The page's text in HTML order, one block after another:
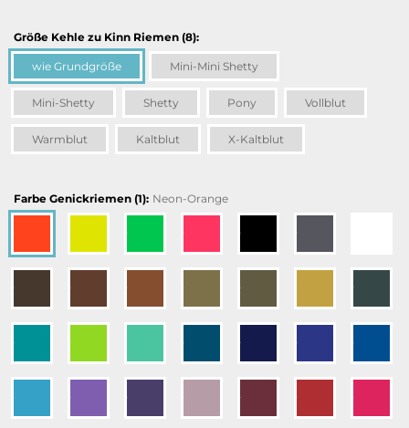
Größe Kehle zu Kinn Riemen (8):
wie Grundgröße Mini-Mini Shetty
Mini-Shetty Shetty Pony Vollblut
Warmblut Kaltblut X-Kaltblut
Farbe Genickriemen (1): Neon-Orange